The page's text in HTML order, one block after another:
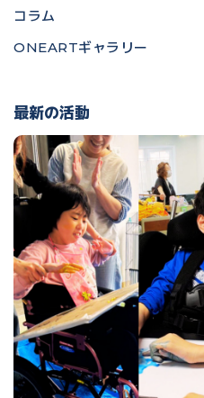
コラム
ONEARTギャラリー
最新の活動